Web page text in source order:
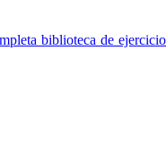
biblioteca de